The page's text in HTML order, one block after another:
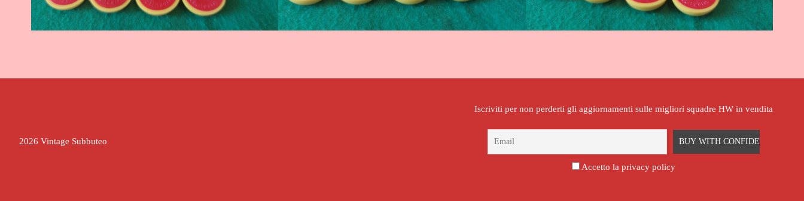
Iscriviti per non perderti gli aggiornamenti sulle migliori squadre HW in vendita
Accetto la privacy policy
2026 Vintage Subbuteo